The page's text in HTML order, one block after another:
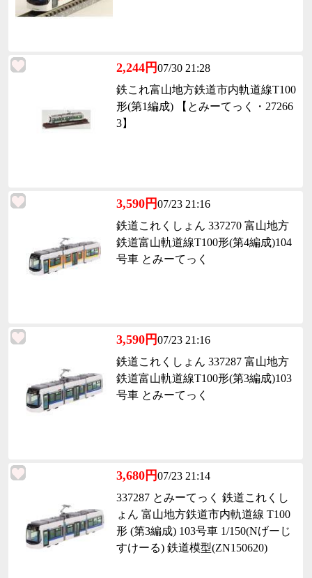
2,244円07/30 21:28
鉄これ富山地方鉄道市内軌道線T100
形(第1編成) 【とみーてっく・27266
3】
3,590円07/23 21:16
鉄道これくしょん 337270 富山地方
鉄道富山軌道線T100形(第4編成)104
号車 とみーてっく
3,590円07/23 21:16
鉄道これくしょん 337287 富山地方
鉄道富山軌道線T100形(第3編成)103
号車 とみーてっく
3,680円07/23 21:14
337287 とみーてっく 鉄道これくし
ょん 富山地方鉄道市内軌道線 T100
形 (第3編成) 103号車 1/150(Nげーじ
すけーる) 鉄道模型(ZN150620)